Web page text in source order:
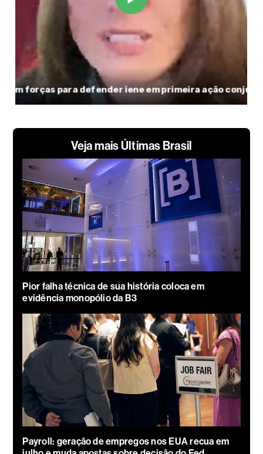
Veja mais Últimas Brasil
Pior falha técnica de sua história coloca em
evidência monopólio da B3
Payroll: geração de empregos nos EUA recua em